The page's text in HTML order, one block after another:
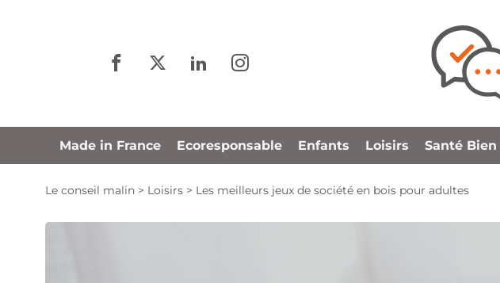
Made in France Ecoresponsable Enfants Loisirs Santé Bien
Le conseil malin > Loisirs > Les meilleurs jeux de société en bois pour adultes